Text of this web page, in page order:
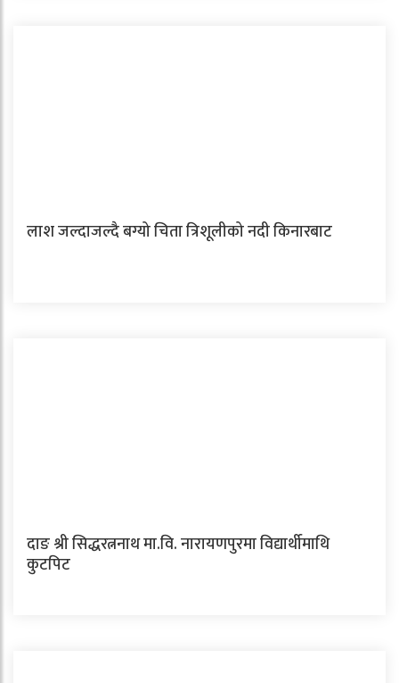
लाश जल्दाजल्दै बग्यो चिता त्रिशूलीको नदी किनारबाट
दाङ श्री सिद्धरत्ननाथ मा.वि. नारायणपुरमा विद्यार्थीमाथि
कुटपिट